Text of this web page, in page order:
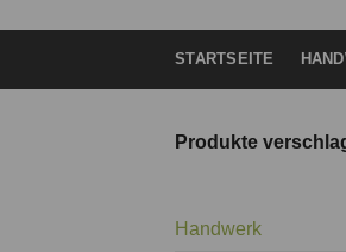
STARTSEITE
Produkte
Handwerk